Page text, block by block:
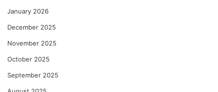
January 2026
December 2025
November 2025
October 2025
September 2025